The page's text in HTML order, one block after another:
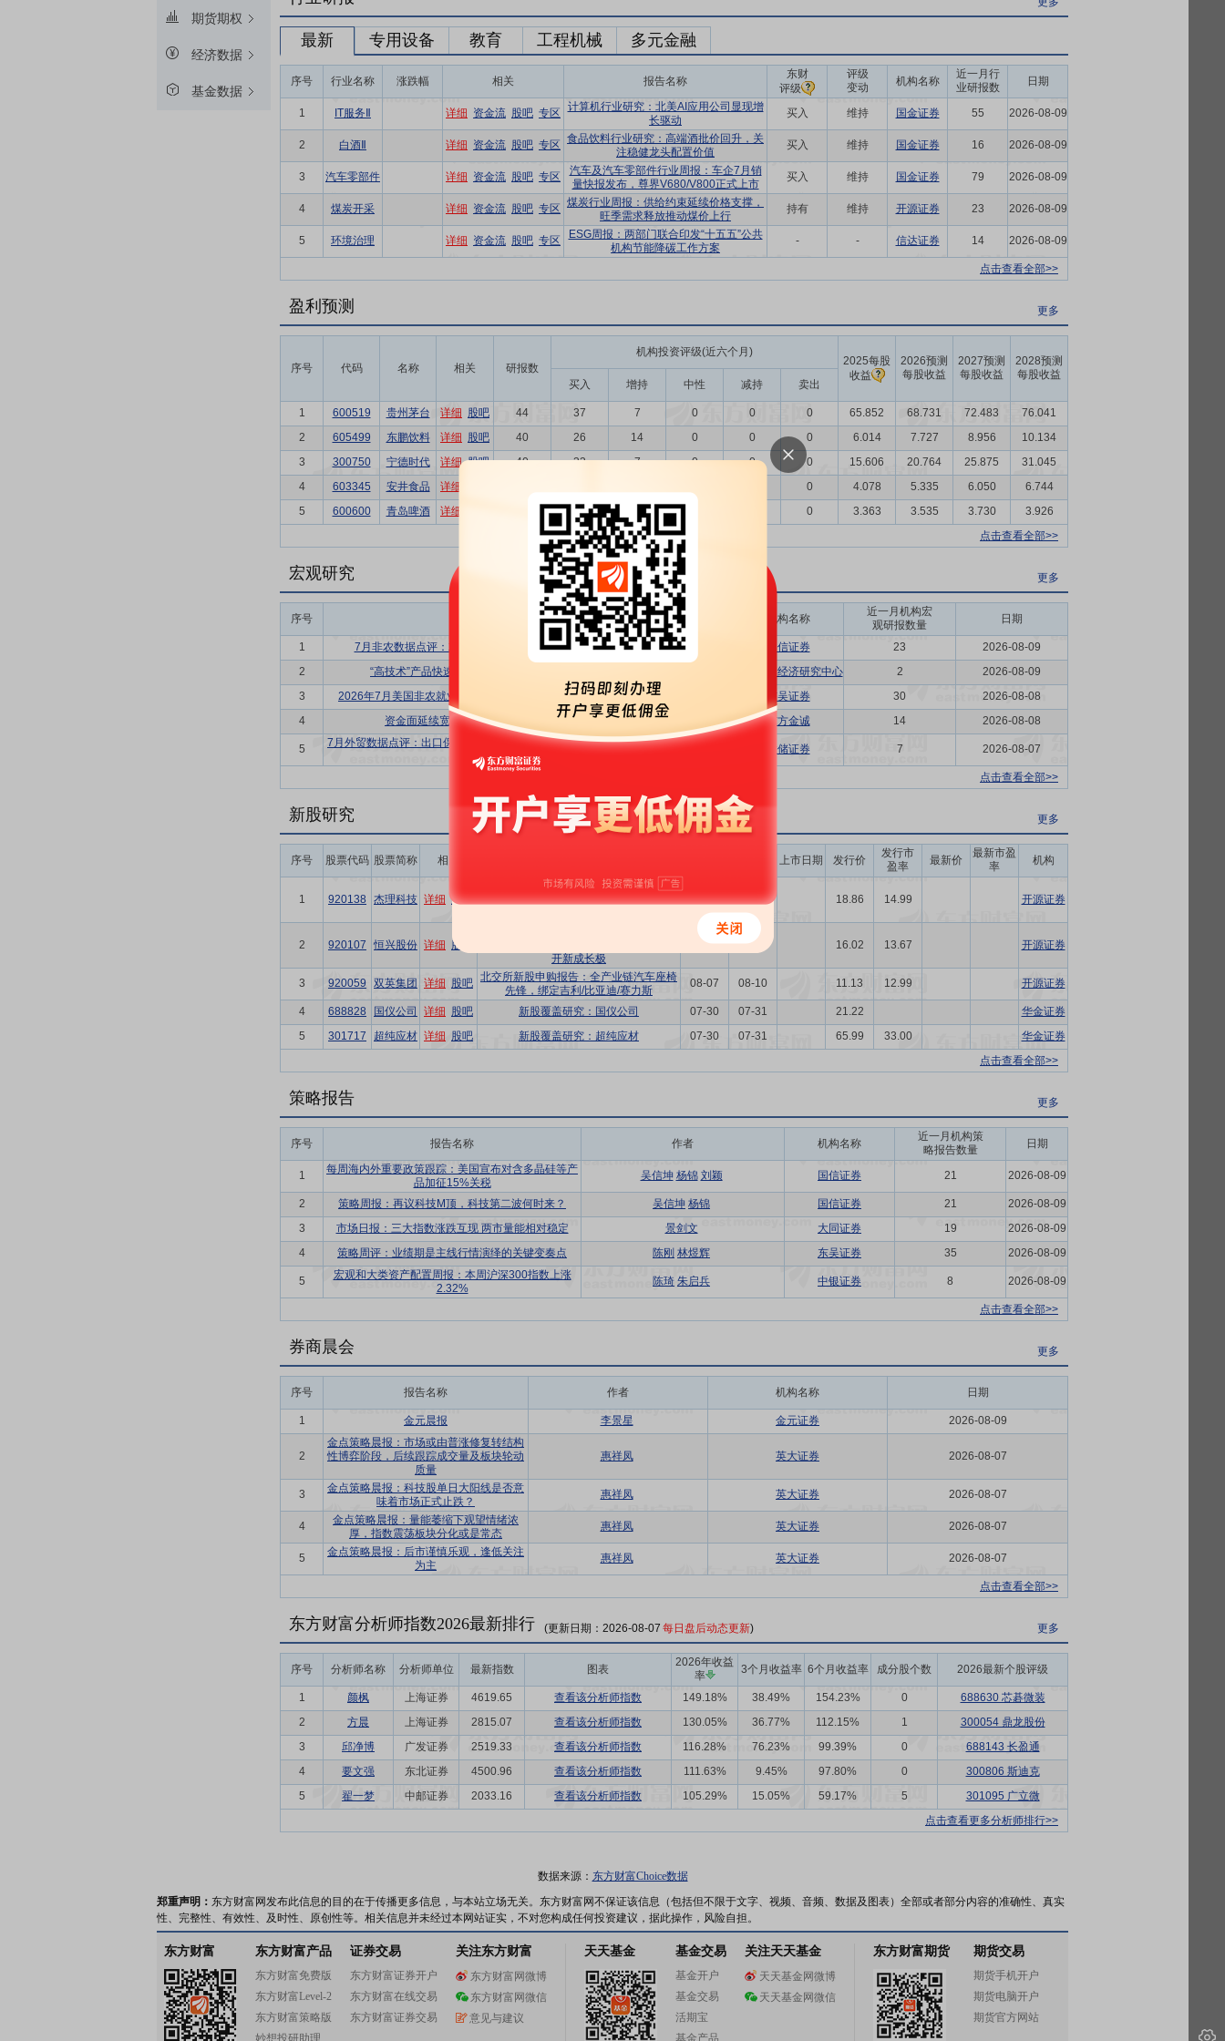
期货期权
经济数据
基金数据
最新 专用设备 教育 工程机械 多元金融
序号 行业名称 涨跌幅 相关 报告名称
东财
评级
评级
变动
机构名称
近一月行
业研报数
日期
1 IT服务Ⅱ 详细 资金流 股吧 专区
计算机行业研究：北美AI应用公司显现增
长驱动
买入 维持 国金证券 55 2026-08-09
2 白酒Ⅱ 详细 资金流 股吧 专区 食品饮料行业研究：高端酒批价回升，关
注稳健龙头配置价值
买入 维持 国金证券 16 2026-08-09
3 汽车零部件 详细 资金流 股吧 专区
汽车及汽车零部件行业周报：车企7月销
量快报发布，尊界V680/V800正式上市
买入 维持 国金证券 79 2026-08-09
4 煤炭开采 详细 资金流 股吧 专区 煤炭行业周报：供给约束延续价格支撑，
旺季需求释放推动煤价上行
持有 维持 开源证券 23 2026-08-09
5 环境治理 详细 资金流 股吧 专区
ESG周报：两部门联合印发“十五五”公共
机构节能降碳工作方案
- - 信达证券 14 2026-08-09
点击查看全部>>
盈利预测 更多
序号 代码 名称 相关 研报数
机构投资评级(近六个月)
2025每股
收益
2026预测
每股收益
2027预测
每股收益
2028预测
每股收益
买入 增持 中性 减持 卖出
1 600519 贵州茅台 详细 股吧 44 37 7 0 0 0 65.852 68.731 72.483
76.041
2
605499 东鹏饮料 详细 股吧 40 26 14 0 0 0 6.014 7.727 8.956
10.134
3
300750 宁德时代 详细 股吧 40 33 7 0 0 0 15.606 20.764 25.875
31.045
4
603345 安井食品 详细 0 4.078 5.335 6.050
6.744
5
600600 青岛啤酒 详细 24 0 3.363 3.535 3.730
3.926
点击查看全部>>
宏观研究 更多
序号 作者 机构名称
近一月机构宏
观研报数量
日期
1 7月非农数据点评：就业寒意渐浓，加息预期退潮 田地 邵兴宇 国信证券 23
2026-08-09
2
“高技术”产品快速增长，外贸增速继续上行 北大国民经济研究中心 2
2026-08-09
3
2026年7月美国非农就业数据点评：7月非农：开始降温 芦哲 张佳炜 东吴证券 30
2026-08-08
4
资金面延续宽松态势；债市偏强震荡 东方金诚 14 2026-08-08
5
7月外贸数据点评：出口保持高增，AI链与优势制造业继续主
导增长
魏争 沈夏宜 联储证券 7 2026-08-07
点击查看全部>>
新股研究 更多
序号 股票代码 股票简称 相关 上市日期 发行价
发行市
盈率
最新价
最新市盈
率
机构
1 920138 杰理科技 详细 股吧
北交所新股申购报告：SoC芯片设计国家
级单项冠军，智能穿戴+AIoT打开增长空
07-31 08-03 18.86 14.99 开源证券
2 920107 恒兴股份 详细 股吧
开新成长极
08-04 08-05 16.02 13.67 开源证券
3 920059 双英集团 详细 股吧 北交所新股申购报告：全产业链汽车座椅
先锋，绑定吉利/比亚迪/赛力斯
08-07 08-10 11.13 12.99 开源证券
4 688828 国仪公司 详细 股吧 新股覆盖研究：国仪公司 07-30 07-31 21.22
华金证券
5
301717 超纯应材 详细 股吧 新股覆盖研究：超纯应材 07-30 07-31 65.99 33.00
华金证券
点击查看全部>>
策略报告 更多
序号 报告名称 作者 机构名称
近一月机构策
略报告数量
日期
1
每周海内外重要政策跟踪：美国宣布对含多晶硅等产
品加征15%关税
吴信坤 杨锦 刘颖 国信证券 21 2026-08-09
2 策略周报：再议科技M顶，科技第二波何时来？ 吴信坤 杨锦 国信证券 21
2026-08-09
3
市场日报：三大指数涨跌互现 两市量能相对稳定 景剑文 大同证券 19
2026-08-09
4
策略周评：业绩期是主线行情演绎的关键变奏点 陈刚 林煜辉 东吴证券 35 2026-08-09
5
宏观和大类资产配置周报：本周沪深300指数上涨
2.32%
陈琦 朱启兵 中银证券 8 2026-08-09
点击查看全部>>
券商晨会 更多
序号 报告名称 作者 机构名称 日期
1 金元晨报 李景星 金元证券 2026-08-09
2
金点策略晨报：市场或由普涨修复转结构
性博弈阶段，后续跟踪成交量及板块轮动
质量
惠祥凤 英大证券 2026-08-07
3
金点策略晨报：科技股单日大阳线是否意
味着市场正式止跌？
惠祥凤 英大证券 2026-08-07
4
金点策略晨报：量能萎缩下观望情绪浓
厚，指数震荡板块分化或是常态
惠祥凤 英大证券 2026-08-07
5
金点策略晨报：后市谨慎乐观，逢低关注
为主
惠祥凤 英大证券 2026-08-07
点击查看全部>>
东方财富分析师指数2026最新排行 (更新日期：2026-08-07 每日盘后动态更新) 更多
序号 分析师名称 分析师单位 最新指数 图表
2026年收益
率
3个月收益率 6个月收益率 成分股个数 2026最新个股评级
1 颜枫 上海证券 4619.65 查看该分析师指数 149.18% 38.49% 154.23% 0
688630 芯碁微装
2
方晨 上海证券 2815.07 查看该分析师指数 130.05% 36.77% 112.15% 1
300054 鼎龙股份
3
邱净博 广发证券 2519.33 查看该分析师指数 116.28% 76.23% 99.39% 0
688143 长盈通
4
要文强 东北证券 4500.96 查看该分析师指数 111.63% 9.45% 97.80% 0
300806 斯迪克
5
翟一梦 中邮证券 2033.16 查看该分析师指数 105.29% 15.05% 59.17% 5
301095 广立微
点击查看更多分析师排行>>
数据来源： 东方财富Choice数据
郑重声明： 东方财富网发布此信息的目的在于传播更多信息，与本站立场无关。东方财富网不保证该信息（包括但不限于文字、视频、音频、数据及图表）全部或者部分内容的准确性、真实
性、完整性、有效性、及时性、原创性等。相关信息并未经过本网站证实，不对您构成任何投资建议，据此操作，风险自担。
东方财富 东方财富产品
东方财富免费版
东方财富Level-2
东方财富策略版
妙想投研助理
证券交易
东方财富证券开户
东方财富在线交易
东方财富证券交易
关注东方财富
东方财富网微博
东方财富网微信
意见与建议
天天基金 基金交易
基金开户
基金交易
活期宝
基金产品
关注天天基金
天天基金网微博
天天基金网微信
东方财富期货 期货交易
期货手机开户
期货电脑开户
期货官方网站